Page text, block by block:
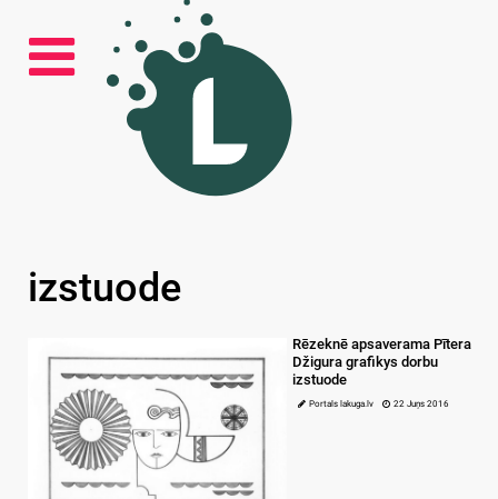
izstuode
Rēzeknē apsaverama Pītera
Džigura grafikys dorbu
izstuode
Portals lakuga.lv 22 Juņs 2016